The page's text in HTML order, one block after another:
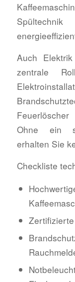
Auch
zentrale
Ohne ein
erhalten Sie
Checkliste